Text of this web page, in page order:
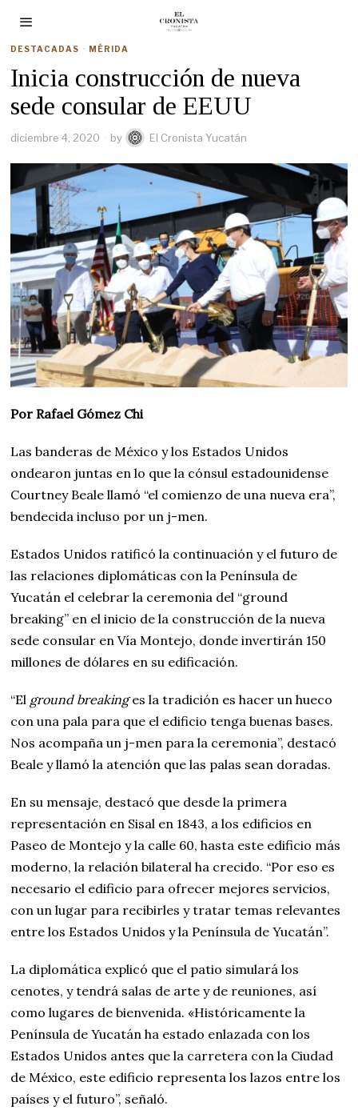
DESTACADAS · MÉRIDA
Inicia construcción de nueva
sede consular de EEUU
diciembre 4, 2020 by El Cronista Yucatán
Por Rafael Gómez Chi
Las banderas de México y los Estados Unidos
ondearon juntas en lo que la cónsul estadounidense
Courtney Beale llamó “el comienzo de una nueva era”,
bendecida incluso por un j-men.
Estados Unidos ratificó la continuación y el futuro de
las relaciones diplomáticas con la Península de
Yucatán el celebrar la ceremonia del “ground
breaking” en el inicio de la construcción de la nueva
sede consular en Vía Montejo, donde invertirán 150
millones de dólares en su edificación.
“El ground breakinges la tradición es hacer un hueco
con una pala para que el edificio tenga buenas bases.
Nos acompaña un j-men para la ceremonia”, destacó
Beale y llamó la atención que las palas sean doradas.
En su mensaje, destacó que desde la primera
representación en Sisal en 1843, a los edificios en
Paseo de Montejo y la calle 60, hasta este edificio más
moderno, la relación bilateral ha crecido. “Por eso es
necesario el edificio para ofrecer mejores servicios,
con un lugar para recibirles y tratar temas relevantes
entre los Estados Unidos y la Península de Yucatán”.
La diplomática explicó que el patio simulará los
cenotes, y tendrá salas de arte y de reuniones, así
como lugares de bienvenida. «Históricamente la
Península de Yucatán ha estado enlazada con los
Estados Unidos antes que la carretera con la Ciudad
de México, este edificio representa los lazos entre los
países y el futuro”, señaló.